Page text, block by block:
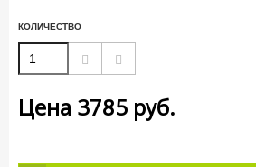
КОЛИЧЕСТВО
Цена 3785 руб.